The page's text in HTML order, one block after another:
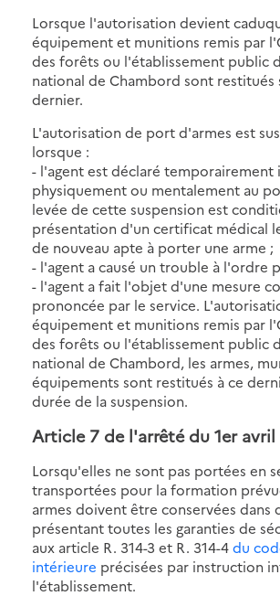
Lorsque l'autorisation devient
équipement et munitions remis par
des forêts ou l'établissement public
national de Chambord sont restitués
dernier.
L'autorisation de port d'armes est
lorsque :
- l'agent est déclaré temporairement
physiquement ou mentalement au
levée de cette suspension est
présentation d'un certificat médical
de nouveau apte à porter une arme ;
- l'agent a causé un trouble à l'ordre
- l'agent a fait l'objet d'une mesure
prononcée par le service.
équipement et munitions remis par
des forêts ou l'établissement public
national de Chambord, les armes,
équipements sont restitués à ce
durée de la suspension.
Article 7 de l'arrêté du 1er
Lorsqu'elles ne sont pas portées en
transportées pour la formation
armes doivent être conservées dans
présentant toutes les garanties de
aux article R. 314-3 et R. 314-4du
intérieure précisées par instruction
l'établissement.